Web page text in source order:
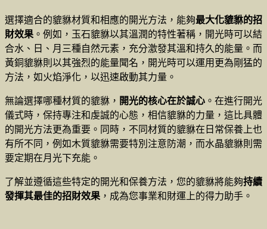
選擇適合的貔貅材質和相應的開光方法，能夠最大化貔貅的招
財效果 。例如，玉石貔貅以其溫潤的特性著稱，開光時可以結
合水、日、月三種自然元素，充分激發其溫和持久的能量。而
黃銅貔貅則以其強烈的能量聞名，開光時可以運用更為剛猛的
方法，如火焰淨化，以迅速啟動其力量。
無論選擇哪種材質的貔貅， 開光的核心在於誠心 。在進行開光
儀式時，保持專注和虔誠的心態，相信貔貅的力量，這比具體
的開光方法更為重要。同時，不同材質的貔貅在日常保養上也
有所不同，例如木質貔貅需要特別注意防潮，而水晶貔貅則需
要定期在月光下充能。
了解並遵循這些特定的開光和保養方法，您的貔貅將能夠持續
發揮其最佳的招財效果 ，成為您事業和財運上的得力助手。